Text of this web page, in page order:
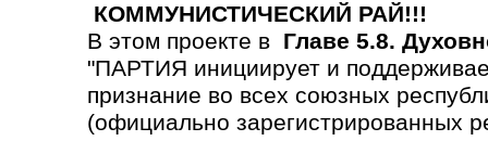
КОММУНИСТИЧЕСКИЙ РАЙ!!!
В этом проекте в Главе 5.8.
"ПАРТИЯ инициирует и
признание во всех союзных
(официально зарегистрированных